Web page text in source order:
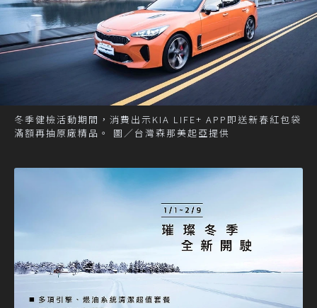
冬季健檢活動期間，消費出示KIA LIFE+ APP即送新春紅包袋
滿額再抽原廠精品。 圖／台灣森那美起亞提供